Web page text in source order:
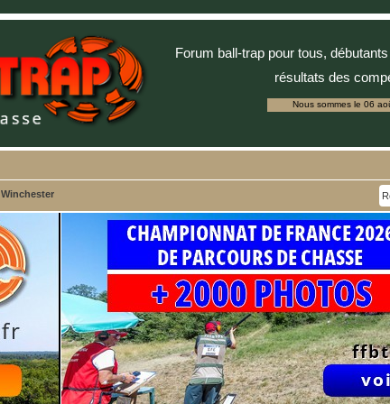
Forum ball-trap pour tous,
résultats des
Nous sommes le 06
Winchester